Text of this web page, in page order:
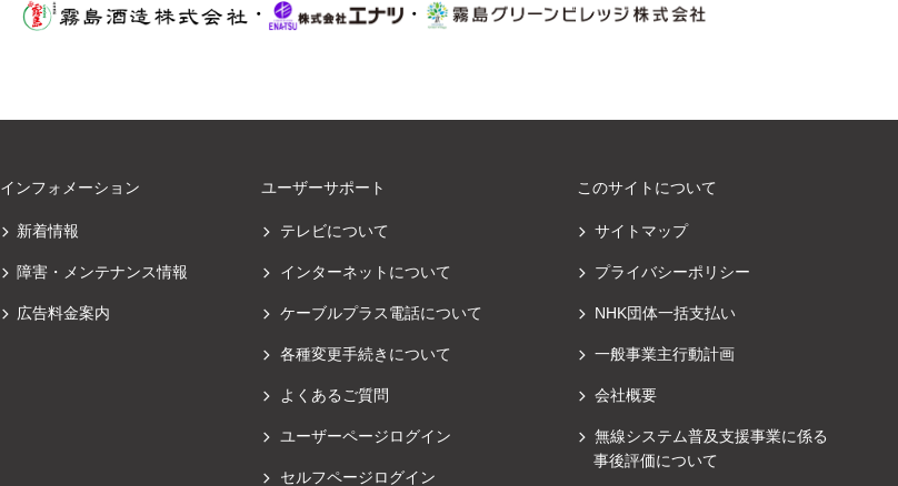
・
・
インフォメーション
新着情報
障害・メンテナンス情報
広告料金案内
ユーザーサポート
テレビについて
インターネットについて
ケーブルプラス電話について
各種変更手続きについて
よくあるご質問
ユーザーページログイン
セルフページログイン
このサイトについて
サイトマップ
プライバシーポリシー
NHK団体一括支払い
一般事業主行動計画
会社概要
無線システム普及支援事業に係る
事後評価について